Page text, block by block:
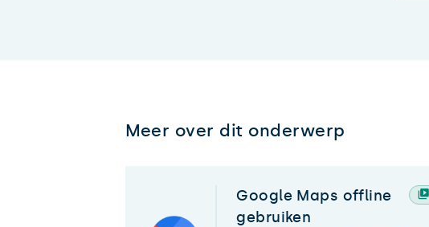
Meer over dit onderwerp
Google Maps offline
gebruiken